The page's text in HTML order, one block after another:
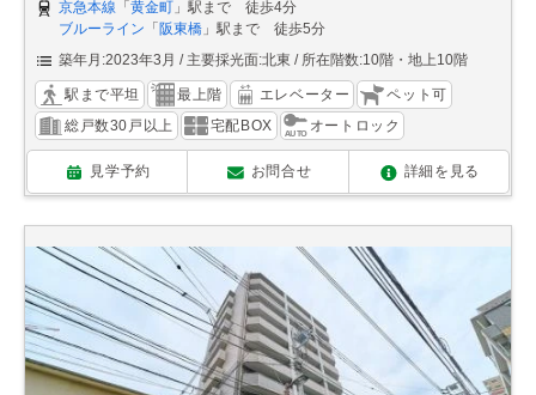
京急本線 「 黄金町 」駅まで 徒歩4分
ブルーライン 「 阪東橋 」駅まで 徒歩5分
築年月:2023年3月
主要採光面:北東 所在階数:10階・地上10階
駅まで平坦 最上階 エレベーター
ペット可
総戸数30戸以上
宅配BOX オートロック
見学予約 お問合せ 詳細を見る